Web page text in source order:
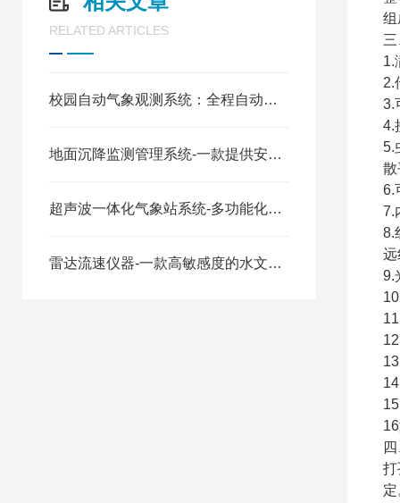
RELATED ARTICLES
校园自动气象观测系统：全程自动测 + 低功耗，长期观测不中断
地面沉降监测管理系统-一款提供安全保障的边坡工程监测系统2025全+境+派+送
超声波一体化气象站系统-多功能化的气象站检测设备2025（万象推荐）
雷达流速仪器-一款高敏感度的水文雷达测速仪2024（万象推送）
组
1.
2.
3.
4.
5.
散
6.
7.
8.
远
9.
打